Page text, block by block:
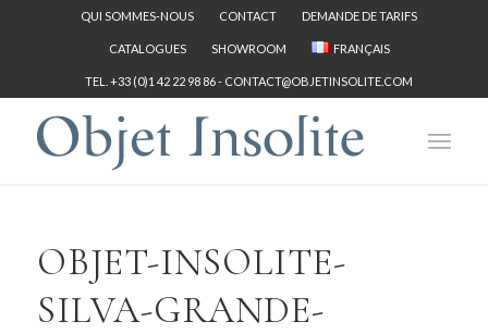
QUI SOMMES-NOUS CONTACT DEMANDE DE TARIFS
CATALOGUES SHOWROOM FRANÇAIS
TEL. +33 (0)1 42 22 98 86 - CONTACT@OBJETINSOLITE.COM
OBJET-INSOLITE-
SILVA-GRANDE-